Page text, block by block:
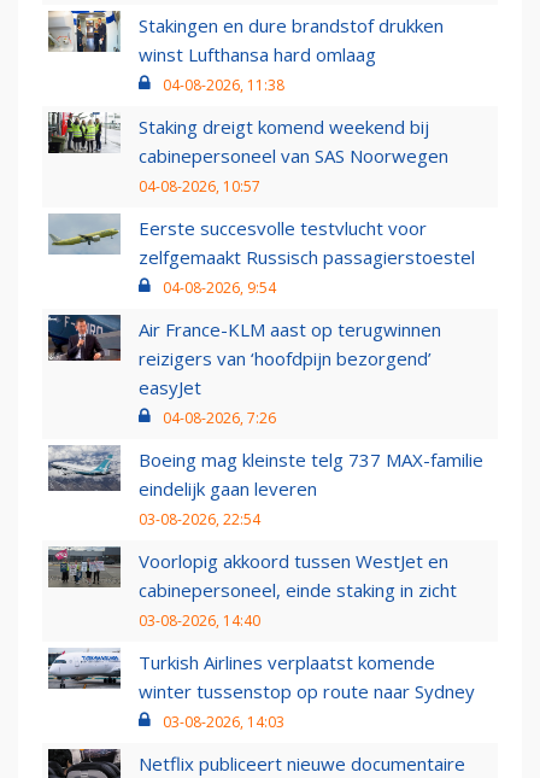
Stakingen en dure brandstof drukken
winst Lufthansa hard omlaag
04-08-2026, 11:38
Staking dreigt komend weekend bij
cabinepersoneel van SAS Noorwegen
04-08-2026, 10:57
Eerste succesvolle testvlucht voor
zelfgemaakt Russisch passagierstoestel
04-08-2026, 9:54
Air France-KLM aast op terugwinnen
reizigers van ‘hoofdpijn bezorgend’
easyJet
04-08-2026, 7:26
Boeing mag kleinste telg 737 MAX-familie
eindelijk gaan leveren
03-08-2026, 22:54
Voorlopig akkoord tussen WestJet en
cabinepersoneel, einde staking in zicht
03-08-2026, 14:40
Turkish Airlines verplaatst komende
winter tussenstop op route naar Sydney
03-08-2026, 14:03
Netflix publiceert nieuwe documentaire